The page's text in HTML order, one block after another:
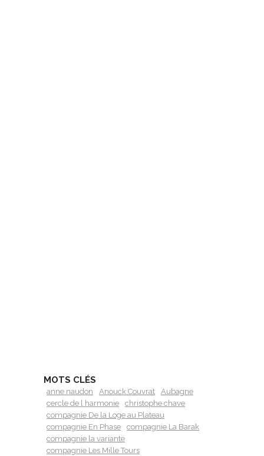
MOTS CLÉS
anne naudon Anouck Couvrat
Aubagne
cercle de l harmonie
christophe chave
compagnie De la Loge au Plateau
compagnie En Phase
compagnie La Barak
compagnie la variante
compagnie Les Mille Tours